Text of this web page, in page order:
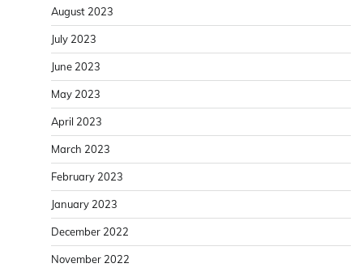
August 2023
July 2023
June 2023
May 2023
April 2023
March 2023
February 2023
January 2023
December 2022
November 2022